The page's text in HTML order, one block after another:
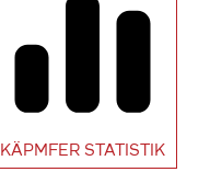
KÄPMFER STATISTIK